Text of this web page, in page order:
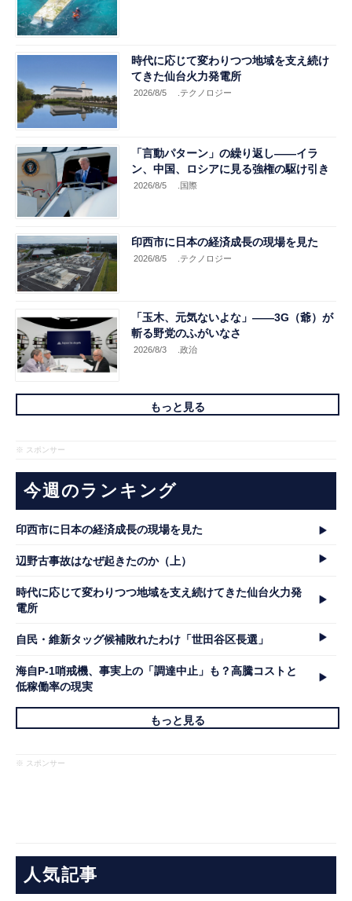
時代に応じて変わりつつ地域を支え続け
てきた仙台火力発電所
2026/8/5 .テクノロジー
「言動パターン」の繰り返し――イラ
ン、中国、ロシアに見る強権の駆け引き
2026/8/5 .国際
印西市に日本の経済成長の現場を見た
2026/8/5 .テクノロジー
「玉木、元気ないよな」――3G（爺）が
斬る野党のふがいなさ
2026/8/3 .政治
もっと見る
※ スポンサー
今週のランキング
印西市に日本の経済成長の現場を見た
辺野古事故はなぜ起きたのか（上）
時代に応じて変わりつつ地域を支え続けてきた仙台火力発
電所
自民・維新タッグ候補敗れたわけ「世田谷区長選」
海自P-1哨戒機、事実上の「調達中止」も？高騰コストと
低稼働率の現実
もっと見る
※ スポンサー
人気記事